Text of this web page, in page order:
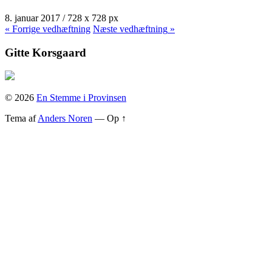
8. januar 2017 / 728 x 728 px
« Forrige vedhæftning Næste vedhæftning »
Gitte Korsgaard
© 2026 En Stemme i Provinsen
Tema afAnders Noren — Op ↑